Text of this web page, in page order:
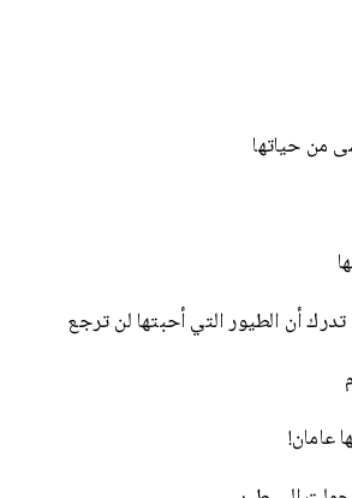
من حياتها
أن الطيور التي أحبتها لن ترجع
عامان!